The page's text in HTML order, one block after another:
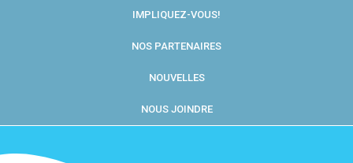
IMPLIQUEZ-VOUS!
NOS PARTENAIRES
NOUVELLES
NOUS JOINDRE